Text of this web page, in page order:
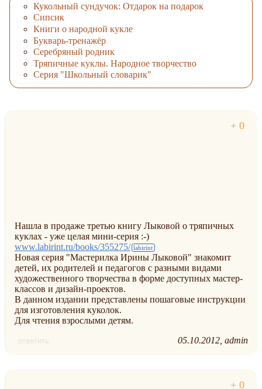
Кукольный сундучок: Отдарок на подарок
Сипсик
Книги о народной кукле
Букварь-тренажёр
Серебряный родник
Тряпичные куклы. Народное творчество
Серия "Школьный словарик"
Нашла в продаже третью книгу Лыковой о тряпичных
куклах - уже целая мини-серия :-)
www.labirint.ru/books/355275/
Новая серия "Мастерилка Ирины Лыковой" знакомит
детей, их родителей и педагогов с разными видами
художественного творчества в форме доступных мастер-
классов и дизайн-проектов.
В данном издании представлены пошаговые инструкции
для изготовления куколок.
Для чтения взрослыми детям.
ответить 05.10.2012 admin